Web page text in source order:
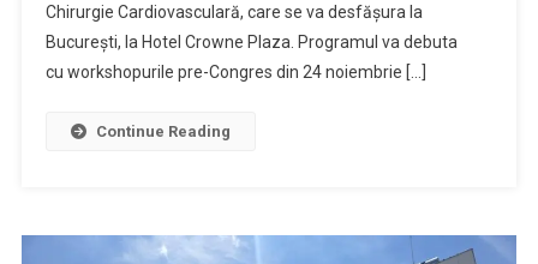
Chirurgie Cardiovasculară, care se va desfășura la
București, la Hotel Crowne Plaza. Programul va debuta
cu workshopurile pre-Congres din 24 noiembrie […]
Continue Reading